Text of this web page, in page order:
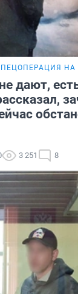
НА
дают,
3 251 8